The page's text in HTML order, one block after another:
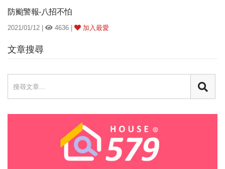
文章搜尋
防颱警報-八招不怕
2021/01/12 | 4636 | 加入最愛